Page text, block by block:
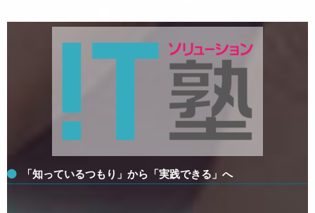
「知っているつもり」から「実践できる」へ